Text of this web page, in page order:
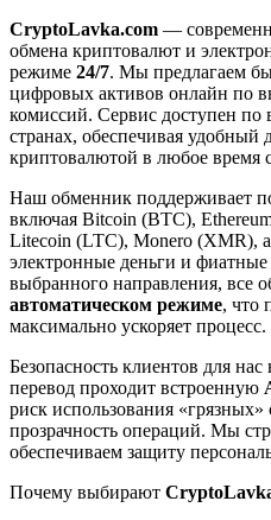
CryptoLavka.com —
обмена криптовалют и
режиме 24/7. Мы предлагаем
цифровых активов онлайн по
комиссий. Сервис доступен по
странах, обеспечивая удобный
криптовалютой в любое время
Наш обменник поддерживает
включая Bitcoin (BTC),
Litecoin (LTC), Monero (XMR),
электронные деньги и
выбранного направления, все
автоматическом режиме, что
максимально ускоряет процесс.
Безопасность клиентов для
перевод проходит встроенную
риск использования «грязных»
прозрачность операций. Мы
обеспечиваем защиту
Почему выбирают